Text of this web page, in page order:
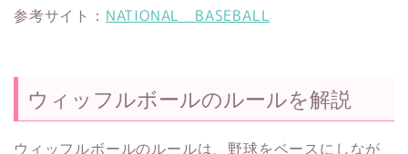
参考サイト： NATIONAL BASEBALL
ウィッフルボールのルールを解説
ウィッフルボールのルールは、野球をベースにしなが